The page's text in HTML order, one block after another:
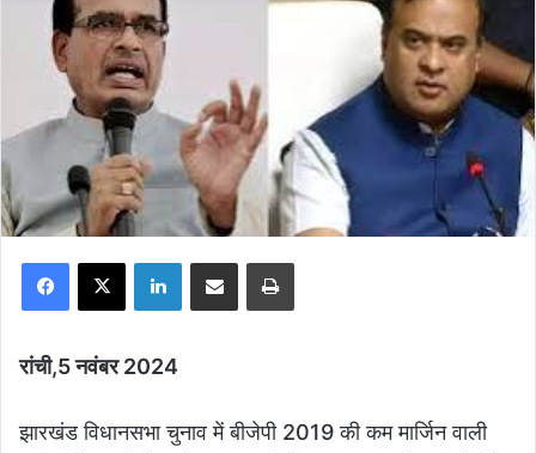
Facebook
X LinkedInShare via Email Print
रांची,5 नवंबर 2024
झारखंड विधानसभा चुनाव में बीजेपी 2019 की कम मार्जिन वाली